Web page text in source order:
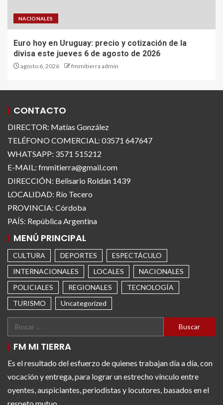
NACIONALES
Euro hoy en Uruguay: precio y cotización de la
divisa este jueves 6 de agosto de 2026
agosto 6, 2026 fmmitierra admin
CONTACTO
DIRECTOR: Matías González
TELÉFONO COMERCIAL: 03571 647647
WHATSAPP: 3571 515212
E-MAIL: fmmitierra@gmail.com
DIRECCIÓN: Belisario Roldán 1439
LOCALIDAD: Río Tecero
PROVINCIA: Córdoba
PAÍS: República Argentina
MENÚ PRINCIPAL
CULTURA DEPORTES
ESPECTÁCULO
INTERNACIONALES
LOCALES
NACIONALES
POLICIALES
REGIONALES
TECNOLOGÍA
TURISMO
Uncategorized
FM MI TIERRA
Es el resultado del esfuerzo de quienes trabajan día a día, con
vocación y entrega, para lograr un estrecho vínculo entre
oyentes, auspiciantes, periodistas y locutores, basados en el